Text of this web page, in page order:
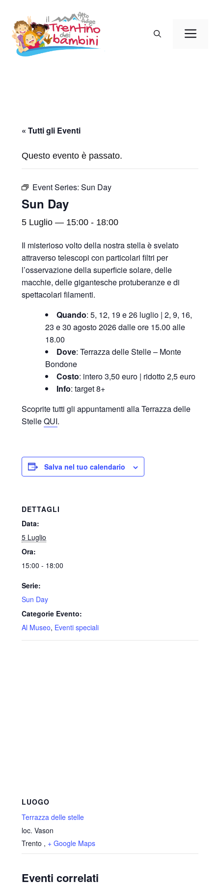
contenuto
« Tutti gli Eventi
Questo evento è passato.
Event Series: Sun Day
Sun Day
5 Luglio — 15:00 - 18:00
Il misterioso volto della nostra stella è svelato
attraverso telescopi con particolari filtri per
l’osservazione della superficie solare, delle
macchie, delle gigantesche protuberanze e di
spettacolari filamenti.
Quando: 5, 12, 19 e 26 luglio | 2, 9, 16,
23 e 30 agosto 2026 dalle ore 15.00 alle
18.00
Dove: Terrazza delle Stelle – Monte
Bondone
Costo: intero 3,50 euro | ridotto 2,5 euro
Info: target 8+
Scoprite tutti gli appuntamenti alla Terrazza delle
StelleQUI.
Salva nel tuo calendario
DETTAGLI
Data:
5 Luglio
Ora:
15:00 - 18:00
Serie:
Sun Day
Categorie Evento:
Al Museo, Eventi speciali
LUOGO
Terrazza delle stelle
loc. Vason
Trento , + Google Maps
Eventi correlati